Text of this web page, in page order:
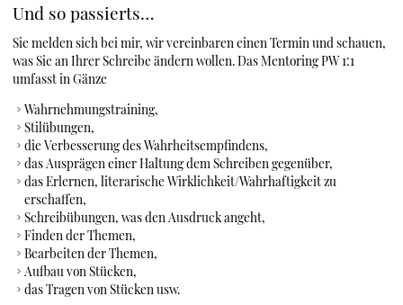
Und so passierts…
Sie melden sich bei mir, wir vereinbaren einen Termin und schauen,
was Sie an Ihrer Schreibe ändern wollen. Das Mentoring PW 1:1
umfasst in Gänze
Wahrnehmungstraining,
Stilübungen,
die Verbesserung des Wahrheitsempfindens,
das Ausprägen einer Haltung dem Schreiben gegenüber,
das Erlernen, literarische Wirklichkeit/Wahrhaftigkeit zu
erschaffen,
Schreibübungen, was den Ausdruck angeht,
Finden der Themen,
Bearbeiten der Themen,
Aufbau von Stücken,
das Tragen von Stücken usw.